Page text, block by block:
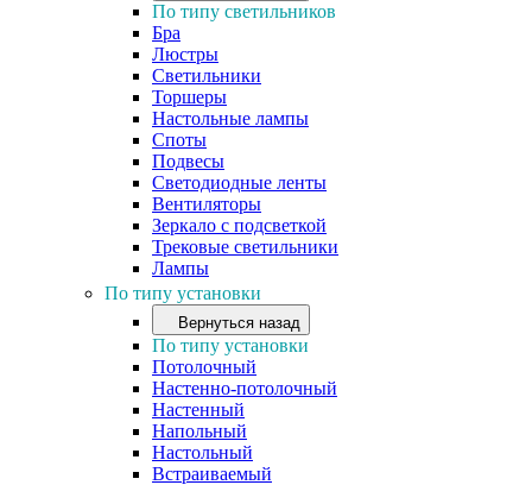
По типу светильников
Бра
Люстры
Светильники
Торшеры
Настольные лампы
Споты
Подвесы
Светодиодные ленты
Вентиляторы
Зеркало с подсветкой
Трековые светильники
Лампы
По типу установки
Вернуться назад
По типу установки
Потолочный
Настенно-потолочный
Настенный
Напольный
Настольный
Встраиваемый